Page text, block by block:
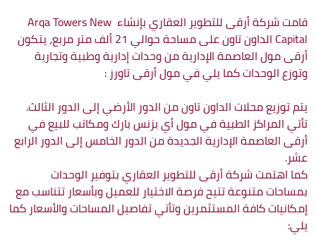
قامت شركة أرقى للتطوير العقاري بإنشاء Arqa Towers New
Capital الداون تاون على مساحة حوالي 21 ألف متر مربع، يتكون
أرقى مول العاصمة الإدارية من وحدات إدارية وطبية وتجارية
وتوزع الوحدات كما يلي في مول أرقى تاورز :
يتم توزيع محلات الداون تاون من الدور الأرضي إلى الدور الثالث.
تأتي المراكز الطبية في مول أي بزنس بارك ومكاتب للبيع في
أرقى العاصمة الإدارية الجديدة من الدور الخامس إلى الدور الرابع
عشر.
كما اهتمت شركة أرقى للتطوير العقاري بتوفير الوحدات
بمساحات متنوعة تتيح فرصة الاختيار للعميل وبأسعار تتناسب مع
إمكانيات كافة المستثمرين وتأتي تفاصيل المساحات والأسعار كما
يلي: